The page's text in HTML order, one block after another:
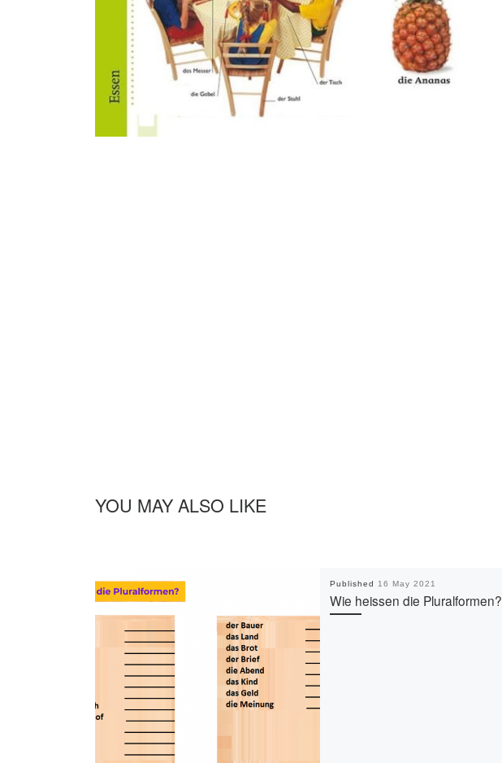
YOU MAY ALSO LIKE
Published 16 May 2021
Wie heissen die Pluralformen?